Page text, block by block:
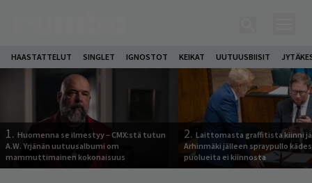
HAASTATTELUT SINGLET IGNOSTOT KEIKAT UUTUUSBIISIT
1. Huomenna se ilmestyy – CMX:stä tutun
A.W. Yrjänän uutuusalbumi om
mammuttimainen kokonaisuus
2. Laittomasta graffitista kiinni
Arhinmäki jälleen spraypullo
puolueita ei kiinnosta